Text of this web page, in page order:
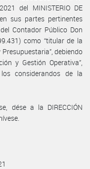
del MINISTERIO DE
en sus partes pertinentes
Contador Público Don
como “titular de la
debiendo
y Gestión Operativa”,
considerandos de la
dése a la DIRECCIÓN